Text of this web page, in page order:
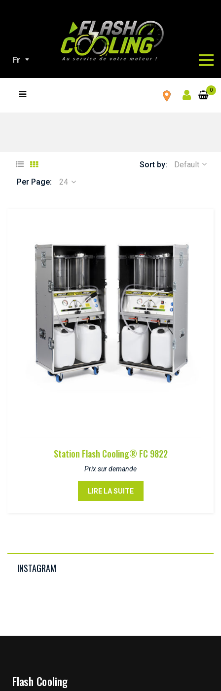
Fr
0
Sort by:
Default
Per Page:
24
Station Flash Cooling® FC 9822
Prix sur demande
LIRE LA SUITE
INSTAGRAM
Flash Cooling